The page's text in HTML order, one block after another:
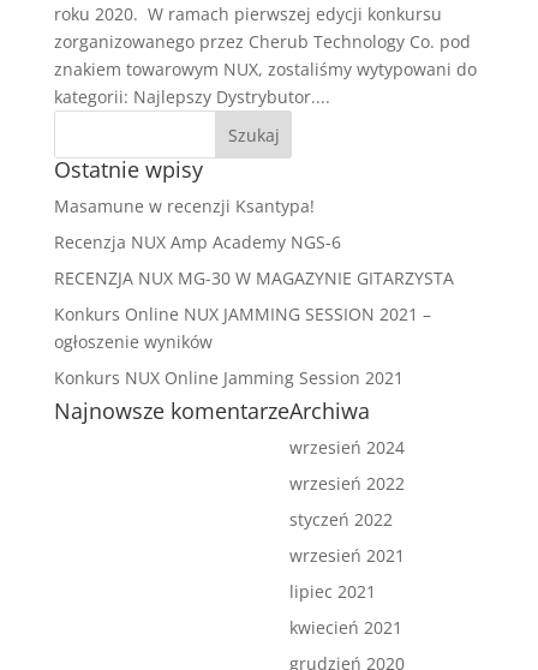
roku 2020. W ramach pierwszej edycji konkursu
zorganizowanego przez Cherub Technology Co. pod
znakiem towarowym NUX, zostaliśmy wytypowani do
kategorii: Najlepszy Dystrybutor....
Ostatnie wpisy
Masamune w recenzji Ksantypa!
Recenzja NUX Amp Academy NGS-6
RECENZJA NUX MG-30 W MAGAZYNIE GITARZYSTA
Konkurs Online NUX JAMMING SESSION 2021 –
ogłoszenie wyników
Konkurs NUX Online Jamming Session 2021
Najnowsze komentarzeArchiwa
wrzesień 2024
wrzesień 2022
styczeń 2022
wrzesień 2021
lipiec 2021
kwiecień 2021
grudzień 2020